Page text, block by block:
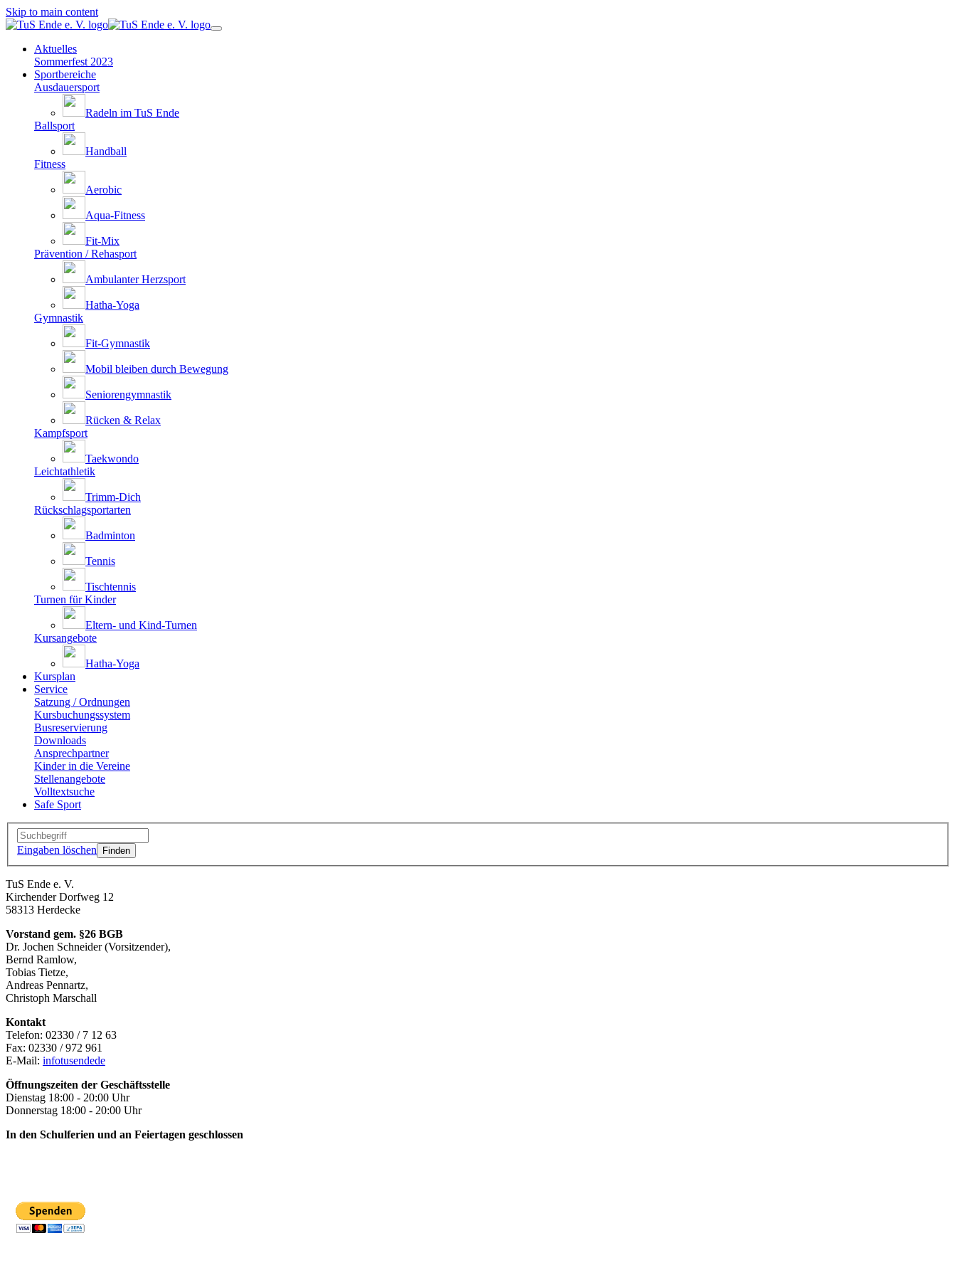
Skip to main content
Aktuelles
Sommerfest 2023
Sportbereiche
Ausdauersport
Radeln im TuS Ende
Ballsport
Handball
Fitness
Aerobic
Aqua-Fitness
Fit-Mix
Prävention / Rehasport
Ambulanter Herzsport
Hatha-Yoga
Gymnastik
Fit-Gymnastik
Mobil bleiben durch Bewegung
Seniorengymnastik
Rücken & Relax
Kampfsport
Taekwondo
Leichtathletik
Trimm-Dich
Rückschlagsportarten
Badminton
Tennis
Tischtennis
Turnen für Kinder
Eltern- und Kind-Turnen
Kursangebote
Hatha-Yoga
Kursplan
Service
Satzung / Ordnungen
Kursbuchungssystem
Busreservierung
Downloads
Ansprechpartner
Kinder in die Vereine
Stellenangebote
Volltextsuche
Safe Sport
Eingaben löschen
TuS Ende e. V.
Kirchender Dorfweg 12
58313 Herdecke
Vorstand gem. §26 BGB
Dr. Jochen Schneider (Vorsitzender),
Bernd Ramlow,
Tobias Tietze,
Andreas Pennartz,
Christoph Marschall
Kontakt
Telefon: 02330 / 7 12 63
Fax: 02330 / 972 961
E-Mail: infotusendede
Öffnungszeiten der Geschäftsstelle
Dienstag 18:00 - 20:00 Uhr
Donnerstag 18:00 - 20:00 Uhr
In den Schulferien und an Feiertagen geschlossen